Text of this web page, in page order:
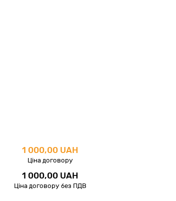
1 000,00 UAH
Ціна договору
1 000,00 UAH
Ціна договору без ПДВ